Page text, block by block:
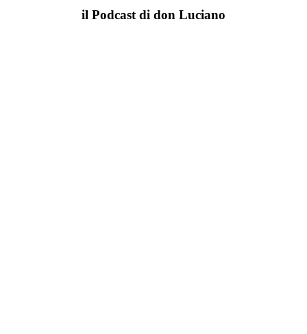
il Podcast di don Luciano